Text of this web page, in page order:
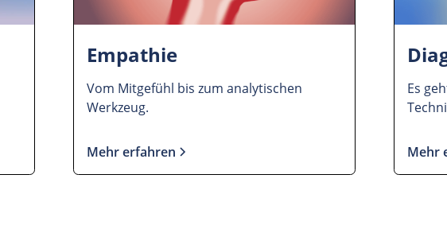
Empathie
Vom Mitgefühl bis zum analytischen
Werkzeug.
Mehr erfahren
Es
Mehr